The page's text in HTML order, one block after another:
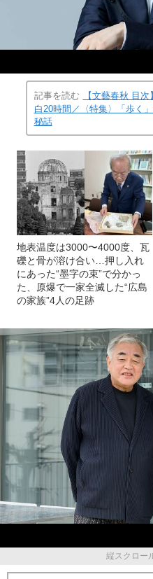
記事を読む
【文藝春秋 目
白20時間／〈特集〉「歩く
秘話
地表温度は3000〜4000度、瓦
礫と骨が溶け合い…押し入れ
にあった“墨字の束”で分かっ
た、原爆で一家全滅した“広島
の家族”4人の足跡
縦スクロー